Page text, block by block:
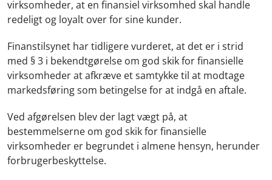
virksomheder, at en finansiel virksomhed skal handle
redeligt og loyalt over for sine kunder.
Finanstilsynet har tidligere vurderet, at det er i strid
med § 3 i bekendtgørelse om god skik for finansielle
virksomheder at afkræve et samtykke til at modtage
markedsføring som betingelse for at indgå en aftale.
Ved afgørelsen blev der lagt vægt på, at
bestemmelserne om god skik for finansielle
virksomheder er begrundet i almene hensyn, herunder
forbrugerbeskyttelse.